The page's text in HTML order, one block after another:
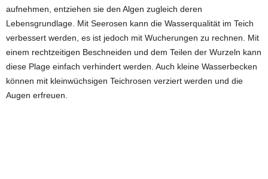
aufnehmen, entziehen sie den Algen zugleich deren
Lebensgrundlage. Mit Seerosen kann die Wasserqualität im Teich
verbessert werden, es ist jedoch mit Wucherungen zu rechnen. Mit
einem rechtzeitigen Beschneiden und dem Teilen der Wurzeln kann
diese Plage einfach verhindert werden. Auch kleine Wasserbecken
können mit kleinwüchsigen Teichrosen verziert werden und die
Augen erfreuen.